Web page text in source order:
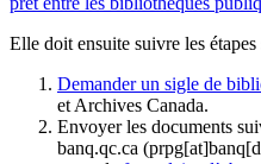
Elle doit ensuite suivre les étapes
Demander un sigle de
et Archives Canada.
Envoyer les documents
banq.qc.ca